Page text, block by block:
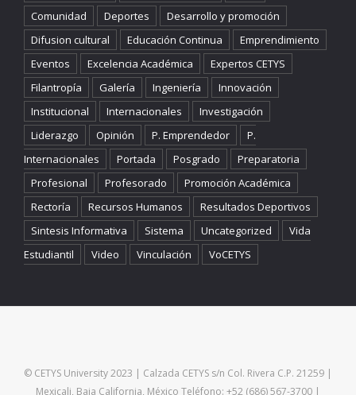
Comunidad
Deportes
Desarrollo y promoción
Difusion cultural
Educación Continua
Emprendimiento
Eventos
Excelencia Académica
Expertos CETYS
Filantropía
Galería Ingeniería
Innovación
Institucional
Internacionales
Investigación
Liderazgo
Opinión P. Emprendedor
P.
Internacionales
Portada Posgrado
Preparatoria
Profesional
Profesorado
Promoción Académica
Rectoría
Recursos Humanos
Resultados Deportivos
Sintesis Informativa
Sistema Uncategorized
Vida
Estudiantil
Video Vinculación VoCETYS
© CETYS University 2023 | Calzada CETYS s/n Col. Rivera C.P. 21259 |
Mexicali, Baja California, México Teléfono: +52 (686) 567-3700 |